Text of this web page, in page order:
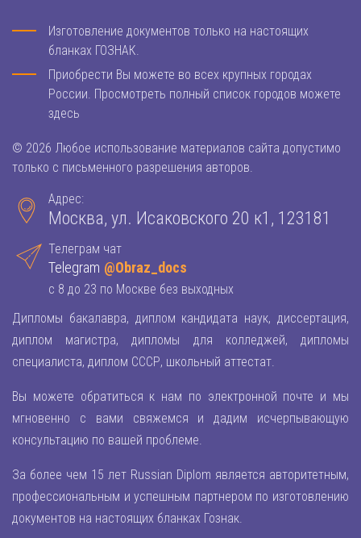
Изготовление документов только на настоящих
бланках ГОЗНАК.
Приобрести Вы можете во всех крупных городах
России. Просмотреть полный список городов можете
здесь
© 2026 Любое использование материалов сайта допустимо
только с письменного разрешения авторов.
Адрес:
Москва, ул. Исаковского 20 к1, 123181
Телеграм чат
Telegram @Obraz_docs
с 8 до 23 по Москве без выходных
Дипломы бакалавра, диплом кандидата наук, диссертация,
диплом магистра, дипломы для колледжей, дипломы
специалиста, диплом СССР, школьный аттестат.
Вы можете обратиться к нам по электронной почте и мы
мгновенно с вами свяжемся и дадим исчерпывающую
консультацию по вашей проблеме.
За более чем 15 лет Russian Diplom является авторитетным,
профессиональным и успешным партнером по изготовлению
документов на настоящих бланках Гознак.